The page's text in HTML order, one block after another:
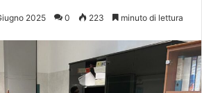
2025 0 223 minuto di lettura